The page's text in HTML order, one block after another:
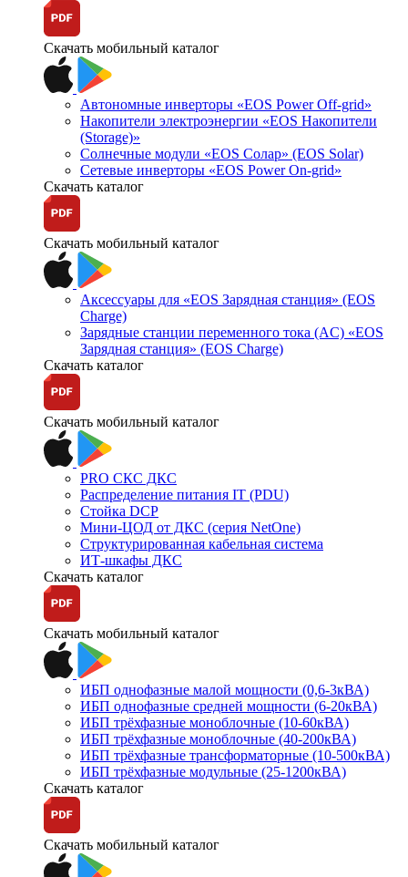
Скачать мобильный каталог
Автономные инверторы «EOS Power Off-grid»
Накопители электроэнергии «EOS Накопители
(Storage)»
Солнечные модули «EOS Солар» (EOS Solar)
Сетевые инверторы «EOS Power On-grid»
Скачать каталог
Скачать мобильный каталог
Аксессуары для «EOS Зарядная станция» (EOS
Charge)
Зарядные станции переменного тока (AC) «EOS
Зарядная станция» (EOS Charge)
Скачать каталог
Скачать мобильный каталог
PRO СКС ДКС
Распределение питания IT (PDU)
Стойка DCP
Мини-ЦОД от ДКС (серия NetOne)
Структурированная кабельная система
ИТ-шкафы ДКС
Скачать каталог
Скачать мобильный каталог
ИБП однофазные малой мощности (0,6-3кВА)
ИБП однофазные средней мощности (6-20кВА)
ИБП трёхфазные моноблочные (10-60кВА)
ИБП трёхфазные моноблочные (40-200кВА)
ИБП трёхфазные трансформаторные (10-500кВА)
ИБП трёхфазные модульные (25-1200кВА)
Скачать каталог
Скачать мобильный каталог